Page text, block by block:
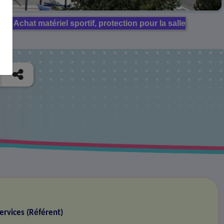
Achat matériel sportif, protection pour la salle
(Référent)